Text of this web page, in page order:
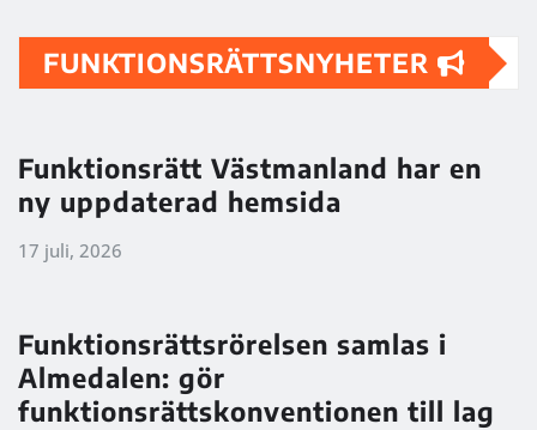
FUNKTIONSRÄTTSNYHETER
Funktionsrätt Västmanland har en
ny uppdaterad hemsida
17 juli, 2026
Funktionsrättsrörelsen samlas i
Almedalen: gör
funktionsrättskonventionen till lag